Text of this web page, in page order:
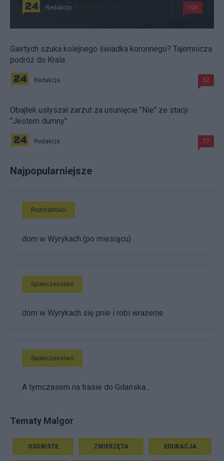
Redakcja 106
Giertych szuka kolejnego świadka koronnego? Tajemnicza
podróż do Krala
Redakcja 52
Obajtek usłyszał zarzut za usunięcie "Nie" ze stacji.
"Jestem dumny"
Redakcja 77
Najpopularniejsze
Rozmaitości
dom w Wyrykach (po miesiącu)
Społeczeństwo
dom w Wyrykach się pnie i robi wrażenie
Społeczeństwo
A tymczasem na trasie do Gdańska...
Tematy Malgor
OSOBISTE ZWIERZĘTA EDUKACJA